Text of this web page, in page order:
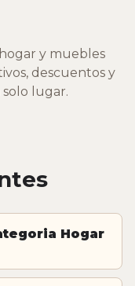
y muebles
descuentos y
lugar.
Hogar